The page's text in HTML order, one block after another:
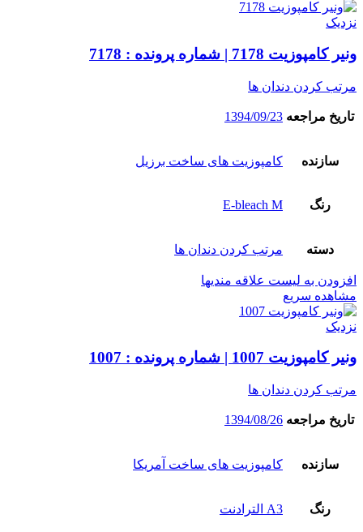
نزدیک
ونیر کامپوزیت 7178 | شماره پرونده : 7178
مرتب کردن دندان ها
تاریخ مراجعه 1394/09/23
سازنده کامپوزیت های ساخت برزیل
رنگ E-bleach M
دسته مرتب کردن دندان ها
افزودن به لیست علاقه مندیها
مشاهده سریع
نزدیک
ونیر کامپوزیت 1007 | شماره پرونده : 1007
مرتب کردن دندان ها
تاریخ مراجعه 1394/08/26
سازنده کامپوزیت های ساخت آمریکا
رنگ A3 الترادنت